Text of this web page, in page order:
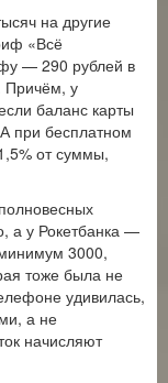
на другие
«Всё
— 290 рублей в
Причём, у
баланс карты
при бесплатном
от суммы,
а у Рокетбанка —
3000,
тоже была не
удивилась,
а не
начисляют